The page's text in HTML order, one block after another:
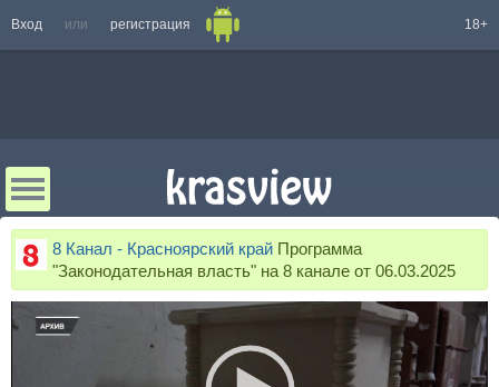
Вход или регистрация 18+
8 Канал - Красноярский край Программа
"Законодательная власть" на 8 канале от 06.03.2025